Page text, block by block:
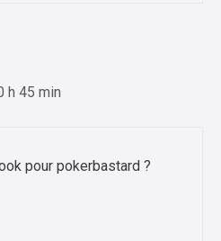
h 45 min
pour pokerbastard ?